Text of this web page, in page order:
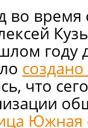
во время
году
что
Южная